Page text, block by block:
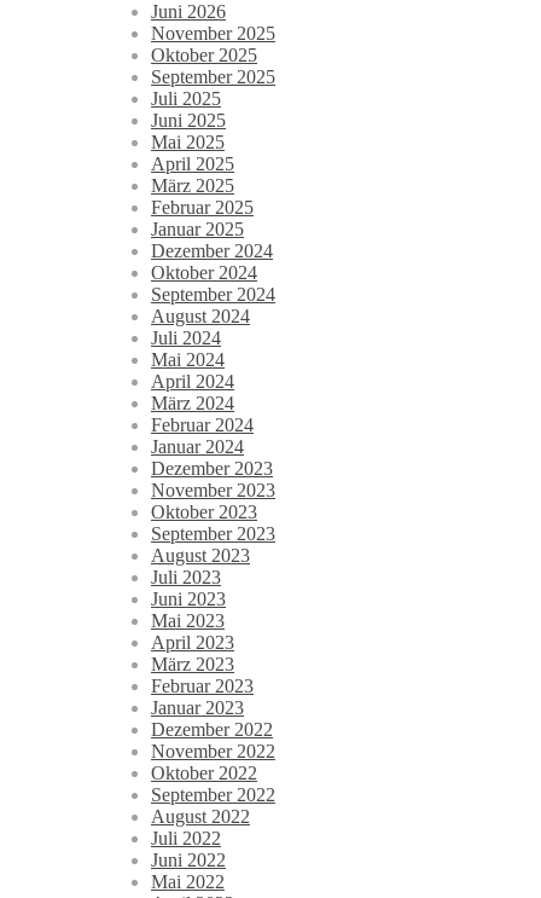
Juni 2026
November 2025
Oktober 2025
September 2025
Juli 2025
Juni 2025
Mai 2025
April 2025
März 2025
Februar 2025
Januar 2025
Dezember 2024
Oktober 2024
September 2024
August 2024
Juli 2024
Mai 2024
April 2024
März 2024
Februar 2024
Januar 2024
Dezember 2023
November 2023
Oktober 2023
September 2023
August 2023
Juli 2023
Juni 2023
Mai 2023
April 2023
März 2023
Februar 2023
Januar 2023
Dezember 2022
November 2022
Oktober 2022
September 2022
August 2022
Juli 2022
Juni 2022
Mai 2022